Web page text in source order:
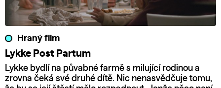
Hraný film
Lykke Post Partum
Lykke bydlí na půvabné farmě s milující rodinou a
zrovna čeká své druhé dítě. Nic nenasvědčuje tomu,